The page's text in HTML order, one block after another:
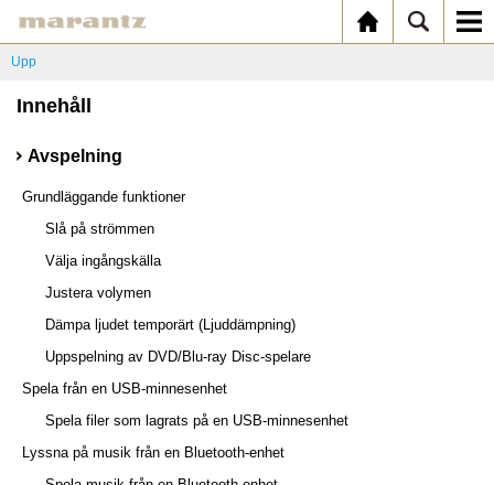
Upp
Innehåll
Avspelning
Grundläggande funktioner
Slå på strömmen
Välja ingångskälla
Justera volymen
Dämpa ljudet temporärt (Ljuddämpning)
Uppspelning av DVD/Blu-ray Disc-spelare
Spela från en USB-minnesenhet
Spela filer som lagrats på en USB-minnesenhet
Lyssna på musik från en Bluetooth-enhet